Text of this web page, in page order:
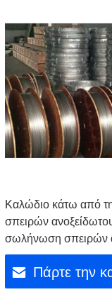
Καλώδιο κάτω από
σπειρών
σωλήνωση σπειρών
304
Πάρτε την